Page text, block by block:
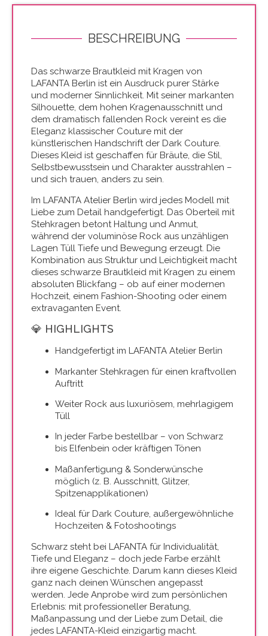
BESCHREIBUNG
Das schwarze Brautkleid mit Kragen von
LAFANTA Berlin ist ein Ausdruck purer Stärke
und moderner Sinnlichkeit. Mit seiner markanten
Silhouette, dem hohen Kragenausschnitt und
dem dramatisch fallenden Rock vereint es die
Eleganz klassischer Couture mit der
künstlerischen Handschrift der Dark Couture.
Dieses Kleid ist geschaffen für Bräute, die Stil,
Selbstbewusstsein und Charakter ausstrahlen –
und sich trauen, anders zu sein.
Im LAFANTA Atelier Berlin wird jedes Modell mit
Liebe zum Detail handgefertigt. Das Oberteil mit
Stehkragen betont Haltung und Anmut,
während der voluminöse Rock aus unzähligen
Lagen Tüll Tiefe und Bewegung erzeugt. Die
Kombination aus Struktur und Leichtigkeit macht
dieses schwarze Brautkleid mit Kragen zu einem
absoluten Blickfang – ob auf einer modernen
Hochzeit, einem Fashion-Shooting oder einem
extravaganten Event.
💎 HIGHLIGHTS
Handgefertigt im LAFANTA Atelier Berlin
Markanter Stehkragen für einen kraftvollen
Auftritt
Weiter Rock aus luxuriösem, mehrlagigem
Tüll
In jeder Farbe bestellbar – von Schwarz
bis Elfenbein oder kräftigen Tönen
Maßanfertigung & Sonderwünsche
möglich (z. B. Ausschnitt, Glitzer,
Spitzenapplikationen)
Ideal für Dark Couture, außergewöhnliche
Hochzeiten & Fotoshootings
Schwarz steht bei LAFANTA für Individualität,
Tiefe und Eleganz – doch jede Farbe erzählt
ihre eigene Geschichte. Darum kann dieses Kleid
ganz nach deinen Wünschen angepasst
werden. Jede Anprobe wird zum persönlichen
Erlebnis: mit professioneller Beratung,
Maßanpassung und der Liebe zum Detail, die
jedes LAFANTA-Kleid einzigartig macht.